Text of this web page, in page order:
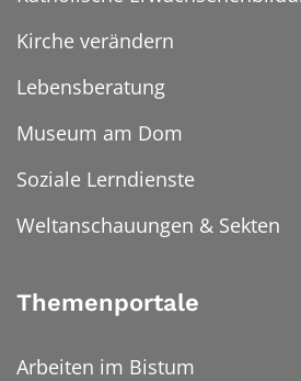
Kirche verändern
Lebensberatung
Museum am Dom
Soziale Lerndienste
Weltanschauungen & Sekten
Themenportale
Arbeiten im Bistum